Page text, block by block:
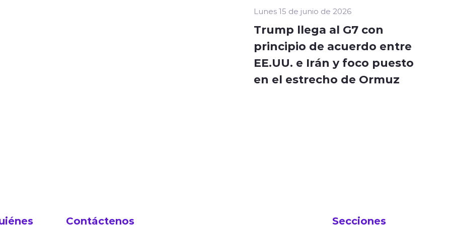
Lunes 15 de junio de 2026
Trump llega al G7 con
principio de acuerdo entre
EE.UU. e Irán y foco puesto
en el estrecho de Ormuz
Contáctenos Secciones